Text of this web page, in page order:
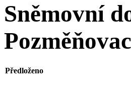
Sněmovní
Předloženo